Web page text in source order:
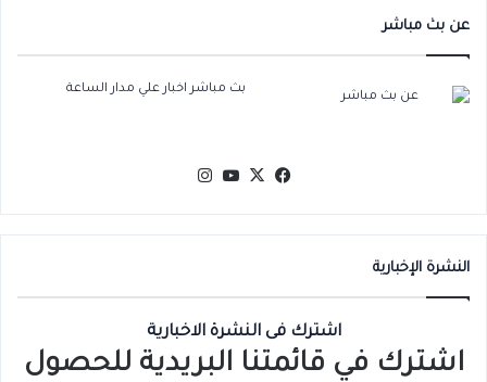
عن بث مباشر
بث مباشر اخبار علي مدار الساعة
فيسبوك
‫X
‫YouTube
النشرة الإخبارية
اشترك فى النشرة الاخبارية
اشترك في قائمتنا البريدية للحصول